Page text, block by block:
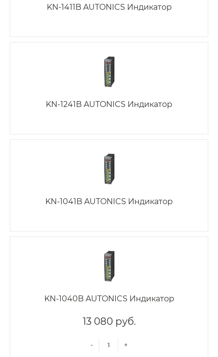
KN-1411B AUTONICS Индикатор
KN-1241B AUTONICS Индикатор
KN-1041B AUTONICS Индикатор
KN-1040B AUTONICS Индикатор
13 080 руб.
- +